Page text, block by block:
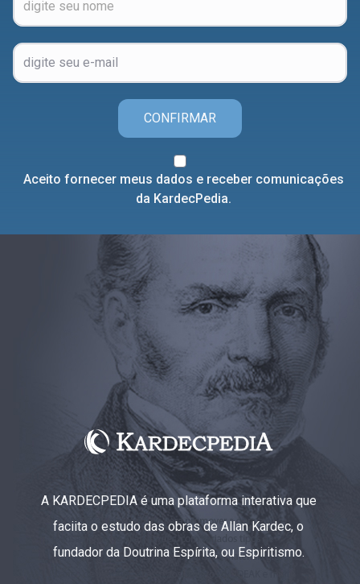
CONFIRMAR
Aceito fornecer meus dados e receber comunicações
da KardecPedia.
A KARDECPEDIA é uma plataforma interativa que
faciita o estudo das obras de Allan Kardec, o
fundador da Doutrina Espírita, ou Espiritismo.